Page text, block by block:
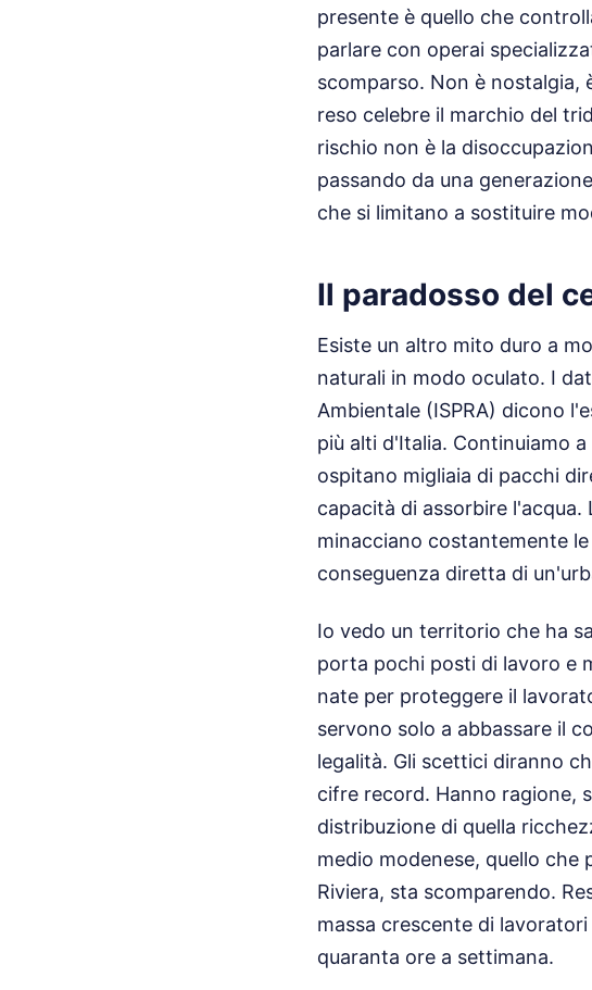
presente è quello che
parlare con operai
scomparso. Non è nostalgia,
reso celebre il marchio del
rischio non è la
passando da una
che si limitano a sostituire
Il paradosso del
Esiste un altro mito duro a
naturali in modo oculato. I
Ambientale (ISPRA) dicono
più alti d'Italia. Continuiamo
ospitano migliaia di pacchi
capacità di assorbire
minacciano costantemente
conseguenza diretta di
Io vedo un territorio che ha
porta pochi posti di lavoro e
nate per proteggere il
servono solo a abbassare il
legalità. Gli scettici diranno
cifre record. Hanno ragione,
distribuzione di quella
medio modenese, quello che
Riviera, sta scomparendo.
massa crescente di
quaranta ore a settimana.